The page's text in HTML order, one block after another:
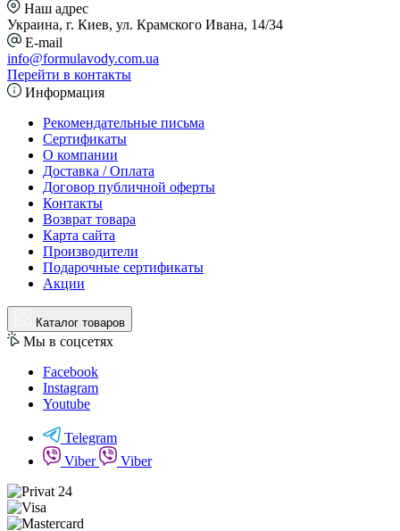
Наш адрес
Украина, г. Киев, ул. Крамского Ивана, 14/34
E-mail
info@formulavody.com.ua
Перейти в контакты
Информация
Рекомендательные письма
Сертификаты
О компании
Доставка / Оплата
Договор публичной оферты
Контакты
Возврат товара
Карта сайта
Производители
Подарочные сертификаты
Акции
Каталог товаров
Мы в соцсетях
Facebook
Instagram
Youtube
Telegram
Viber
Viber